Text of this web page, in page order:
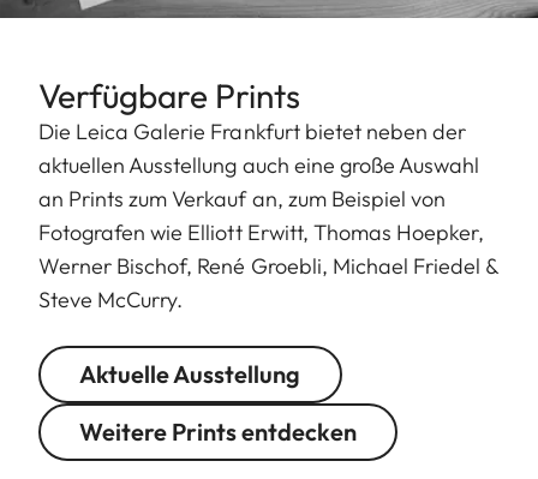
Verfügbare Prints
Die Leica Galerie Frankfurt bietet neben der
aktuellen Ausstellung auch eine große Auswahl
an Prints zum Verkauf an, zum Beispiel von
Fotografen wie Elliott Erwitt, Thomas Hoepker,
Werner Bischof, René Groebli, Michael Friedel &
Steve McCurry.
Aktuelle Ausstellung
Weitere Prints entdecken